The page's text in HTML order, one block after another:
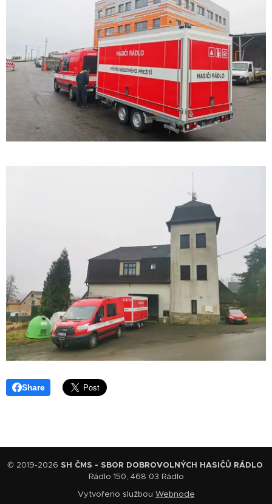
Share
© 2019-2026 SH ČMS - SBOR DOBROVOLNÝCH HASIČŮ RÁDLO.
Rádlo 150, 468 03 Rádlo
Vytvořeno službou Webnode